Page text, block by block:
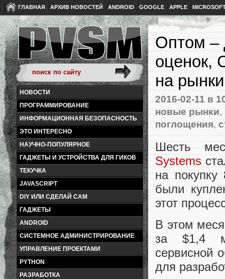
ГЛАВНАЯ АРХИВ НОВОСТЕЙ ANDROID GOOGLE APPLE
НОВОСТИ
ПРОГРАММИРОВАНИЕ
ИНФОРМАЦИОННАЯ БЕЗОПАСНОСТЬ
ЭТО ИНТЕРЕСНО
НАУЧНО-ПОПУЛЯРНОЕ
ГАДЖЕТЫ И УСТРОЙСТВА ДЛЯ ГИКОВ
ТЕКУЧКА
JAVASCRIPT
DIY ИЛИ СДЕЛАЙ САМ
ГАДЖЕТЫ
ANDROID
СИСТЕМНОЕ АДМИНИСТРИРОВАНИЕ
УПРАВЛЕНИЕ ПРОЕКТАМИ
PYTHON
РАЗРАБОТКА
Оптом –
оценок,
на
2016-02-11 в
новые рынки,
поглощения,
Шесть
Systems
на покупку
были
этот
В этом
за $1,4
сервисной
для